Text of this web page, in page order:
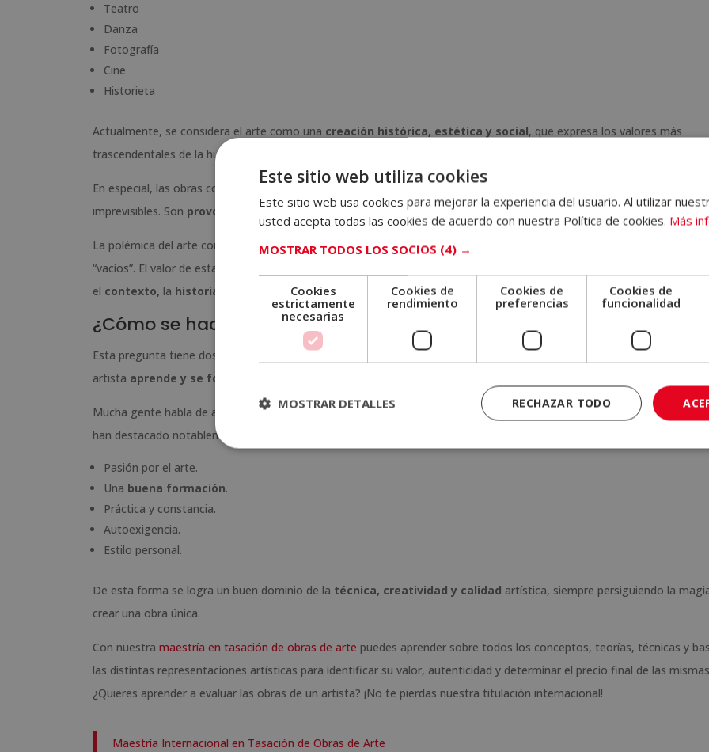
Teatro
Danza
Fotografía
Cine
Historieta
Actualmente, se considera el arte como una creación histórica, estética y social, que expresa los valores más
trascendentales de la humanidad. Aunque no siempre es así.
En especial, las obras contemporáneas han sufrido críticas y deconstrucción, pues representan versiones más libres e
imprevisibles. Son provocadoras, conceptualesy menos vinculadas con la tradición histórica.
La polémica del arte contemporáneo surge de obras como el banano en la pared de Maurizio Cattelan o los cuadros
“vacíos”. El valor de estas obras no es ni el plátano, ni los lienzos, sino la
el contexto, la historia detrás de la obra, que les otorga un estatus diferente y los eleva al nivel de arte.
¿Cómo se hace un artista?
Esta pregunta tiene dos posturas conocidas. En la primera, el artista
con un don o talento especial. En la
artista aprende y se forma
Mucha gente habla de artistas que teniendo talento se han quedado en el camino, mientras que otros menos
han destacado notablemente. ¿
Pasión por el arte.
Una buena formación.
Práctica y constancia.
Autoexigencia.
Estilo personal.
De esta forma se logra un buen dominio de la técnica, creatividad y calidad artística, siempre persiguiendo la
crear una obra única.
Con nuestra maestría en tasación de obras de arte puedes aprender sobre todos los conceptos, teorías, técnicas y
las distintas representaciones artísticas para identificar su valor, autenticidad y determinar el precio final de las
¿Quieres aprender a evaluar las obras de un artista? ¡No te pierdas nuestra titulación internacional!
Maestría Internacional en Tasación de Obras de Arte
Este sitio web utiliza cookies
Este sitio web usa cookies para mejorar la experiencia del usuario. Al utilizar
usted acepta todas las cookies de acuerdo con nuestra Política de cookies. Más
MOSTRAR TODOS LOS SOCIOS (4) →
Cookies
estrictamente
necesarias
Cookies de
rendimiento
Cookies de
preferencias
Cookies de
funcionalidad
RECHAZAR TODO
MOSTRAR DETALLES